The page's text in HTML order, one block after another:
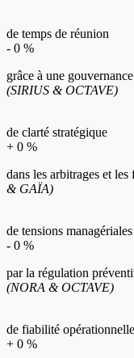
de temps de réunion
- 0 %
grâce à une
(SIRIUS & OCTAVE)
de clarté stratégique
+ 0 %
dans les arbitrages et
& GAÏA)
de tensions managériales
- 0 %
par la régulation
(NORA & OCTAVE)
de fiabilité opérationnelle
+ 0 %